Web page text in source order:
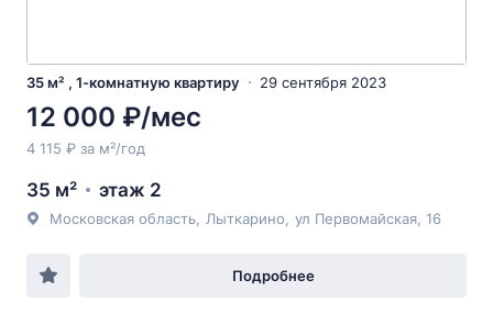
35 м² , 1-комнатную квартиру 29 сентября 2023
12 000 ₽/мес
4 115 ₽ за м²/год
35 м² этаж 2
Московская область Лыткарино ул Первомайская , 16
Подробнее